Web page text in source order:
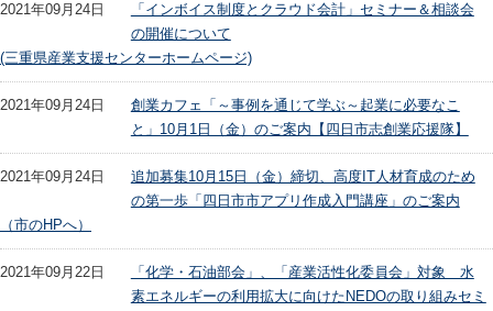
2021年09月24日
「インボイス制度とクラウド会計」セミナー＆相談会
の開催について
(三重県産業支援センターホームページ)
2021年09月24日
創業カフェ「～事例を通じて学ぶ～起業に必要なこ
と」10月1日（金）のご案内【四日市志創業応援隊】
2021年09月24日
追加募集10月15日（金）締切、高度IT人材育成のため
の第一歩「四日市市アプリ作成入門講座」のご案内
（市のHPへ）
2021年09月22日
「化学・石油部会」、「産業活性化委員会」対象 水
素エネルギーの利用拡大に向けたNEDOの取り組みセミ